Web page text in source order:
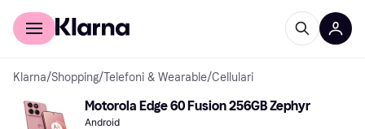
Per il tuo shopping
Klarna/Shopping/Telefoni & Wearable/Cellulari
Motorola Edge 60 Fusion 256GB Zephyr
Android